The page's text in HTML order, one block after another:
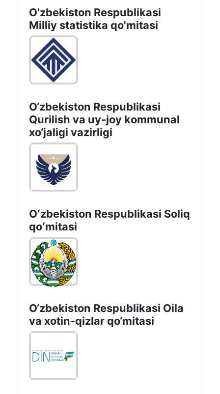
Raqobatni rivojlantirish va
isteʼmolchilar huquqlarini
himoya qilish qo‘mitasi
O'zbekiston Respublikasi
Milliy statistika qo'mitasi
O‘zbekiston Respublikasi
Qurilish va uy-joy kommunal
xo‘jaligi vazirligi
Oʻzbekiston Respublikasi Soliq
qoʻmitasi